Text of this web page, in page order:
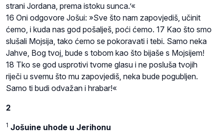
strani Jordana, prema istoku sunca.’«
16 Oni odgovore Jošui: »Sve što nam zapovjediš, učinit
ćemo, i kuda nas god pošalješ, poći ćemo. 17 Kao što smo
slušali Mojsija, tako ćemo se pokoravati i tebi. Samo neka
Jahve, Bog tvoj, bude s tobom kao što bijaše s Mojsijem!
18 Tko se god usprotivi tvome glasu i ne posluša tvojih
riječi u svemu što mu zapovjediš, neka bude pogubljen.
Samo ti budi odvažan i hrabar!«
2
1 Jošuine uhode u Jerihonu